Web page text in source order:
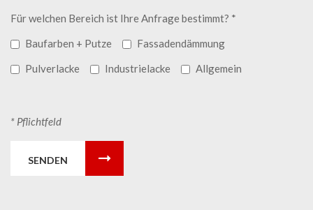
Für welchen Bereich ist Ihre Anfrage bestimmt? *
Baufarben + Putze
Fassadendämmung
Pulverlacke
Industrielacke Allgemein
* Pflichtfeld
SENDEN